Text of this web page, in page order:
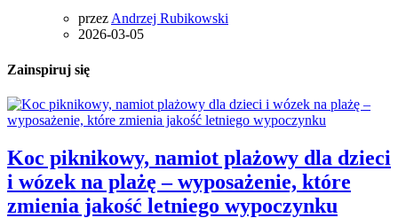
przez Andrzej Rubikowski
2026-03-05
Zainspiruj się
Koc piknikowy, namiot plażowy dla dzieci
i wózek na plażę – wyposażenie, które
zmienia jakość letniego wypoczynku